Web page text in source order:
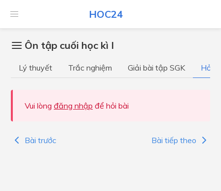
HOC24
Ôn tập cuối học kì I
Lý thuyết Trắc nghiệm Giải bài tập SGK Hỏi
Vui lòng đăng nhập để hỏi bài
Bài trước Bài tiếp theo